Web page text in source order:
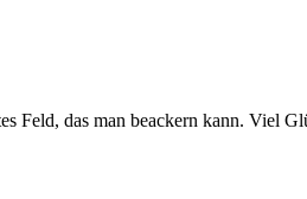
Feld, das man beackern kann. Viel